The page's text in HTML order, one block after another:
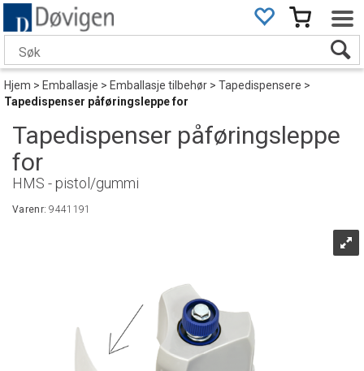
Hjem>Emballasje>Emballasje tilbehør>Tapedispensere>
Tapedispenser påføringsleppe for
Tapedispenser påføringsleppe
for
HMS - pistol/gummi
Varenr:9441191